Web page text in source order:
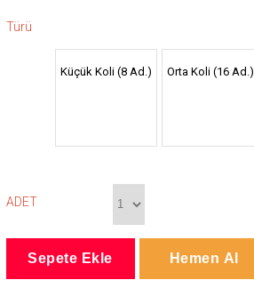
Türü
Küçük Koli (8 Ad.) Orta Koli (16 Ad.)
ADET